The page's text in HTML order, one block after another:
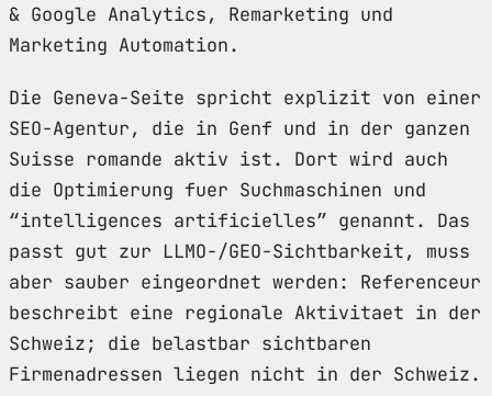
& Google Analytics, Remarketing und
Marketing Automation.
Die Geneva-Seite spricht explizit von einer
SEO-Agentur, die in Genf und in der ganzen
Suisse romande aktiv ist. Dort wird auch
die Optimierung fuer Suchmaschinen und
“intelligences artificielles” genannt. Das
passt gut zur LLMO-/GEO-Sichtbarkeit, muss
aber sauber eingeordnet werden: Referenceur
beschreibt eine regionale Aktivitaet in der
Schweiz; die belastbar sichtbaren
Firmenadressen liegen nicht in der Schweiz.